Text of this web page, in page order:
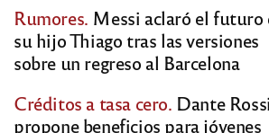
Rumores. Messi aclaró el futuro
su hijo Thiago tras las versiones
sobre un regreso al Barcelona
Créditos a tasa cero. Dante Rossi
propone beneficios para jóvenes